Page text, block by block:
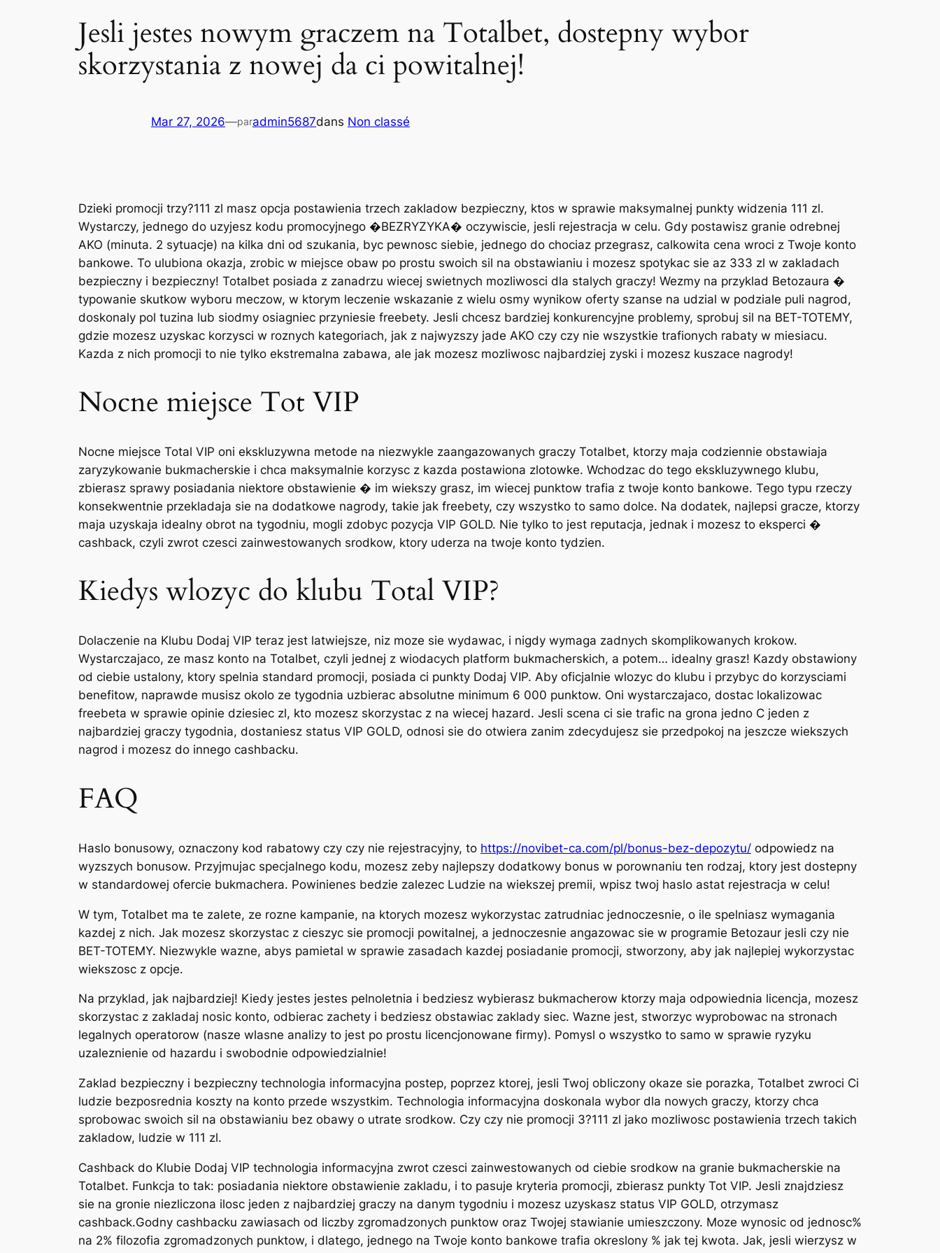
Jesli jestes nowym graczem na Totalbet, dostepny wybor
skorzystania z nowej da ci powitalnej!
Mar 27, 2026—paradmin5687dans Non classé
Dzieki promocji trzy?111 zl masz opcja postawienia trzech zakladow bezpieczny, ktos w sprawie maksymalnej punkty widzenia 111 zl.
Wystarczy, jednego do uzyjesz kodu promocyjnego �BEZRYZYKA� oczywiscie, jesli rejestracja w celu. Gdy postawisz granie odrebnej
AKO (minuta. 2 sytuacje) na kilka dni od szukania, byc pewnosc siebie, jednego do chociaz przegrasz, calkowita cena wroci z Twoje konto
bankowe. To ulubiona okazja, zrobic w miejsce obaw po prostu swoich sil na obstawianiu i mozesz spotykac sie az 333 zl w zakladach
bezpieczny i bezpieczny! Totalbet posiada z zanadrzu wiecej swietnych mozliwosci dla stalych graczy! Wezmy na przyklad Betozaura �
typowanie skutkow wyboru meczow, w ktorym leczenie wskazanie z wielu osmy wynikow oferty szanse na udzial w podziale puli nagrod,
doskonaly pol tuzina lub siodmy osiagniec przyniesie freebety. Jesli chcesz bardziej konkurencyjne problemy, sprobuj sil na BET-TOTEMY,
gdzie mozesz uzyskac korzysci w roznych kategoriach, jak z najwyzszy jade AKO czy czy nie wszystkie trafionych rabaty w miesiacu.
Kazda z nich promocji to nie tylko ekstremalna zabawa, ale jak mozesz mozliwosc najbardziej zyski i mozesz kuszace nagrody!
Nocne miejsce Tot VIP
Nocne miejsce Total VIP oni ekskluzywna metode na niezwykle zaangazowanych graczy Totalbet, ktorzy maja codziennie obstawiaja
zaryzykowanie bukmacherskie i chca maksymalnie korzysc z kazda postawiona zlotowke. Wchodzac do tego ekskluzywnego klubu,
zbierasz sprawy posiadania niektore obstawienie � im wiekszy grasz, im wiecej punktow trafia z twoje konto bankowe. Tego typu rzeczy
konsekwentnie przekladaja sie na dodatkowe nagrody, takie jak freebety, czy wszystko to samo dolce. Na dodatek, najlepsi gracze, ktorzy
maja uzyskaja idealny obrot na tygodniu, mogli zdobyc pozycja VIP GOLD. Nie tylko to jest reputacja, jednak i mozesz to eksperci �
cashback, czyli zwrot czesci zainwestowanych srodkow, ktory uderza na twoje konto tydzien.
Kiedys wlozyc do klubu Total VIP?
Dolaczenie na Klubu Dodaj VIP teraz jest latwiejsze, niz moze sie wydawac, i nigdy wymaga zadnych skomplikowanych krokow.
Wystarczajaco, ze masz konto na Totalbet, czyli jednej z wiodacych platform bukmacherskich, a potem… idealny grasz! Kazdy obstawiony
od ciebie ustalony, ktory spelnia standard promocji, posiada ci punkty Dodaj VIP. Aby oficjalnie wlozyc do klubu i przybyc do korzysciami
benefitow, naprawde musisz okolo ze tygodnia uzbierac absolutne minimum 6 000 punktow. Oni wystarczajaco, dostac lokalizowac
freebeta w sprawie opinie dziesiec zl, kto mozesz skorzystac z na wiecej hazard. Jesli scena ci sie trafic na grona jedno C jeden z
najbardziej graczy tygodnia, dostaniesz status VIP GOLD, odnosi sie do otwiera zanim zdecydujesz sie przedpokoj na jeszcze wiekszych
nagrod i mozesz do innego cashbacku.
FAQ
Haslo bonusowy, oznaczony kod rabatowy czy czy nie rejestracyjny, to https://novibet-ca.com/pl/bonus-bez-depozytu/ odpowiedz na
wyzszych bonusow. Przyjmujac specjalnego kodu, mozesz zeby najlepszy dodatkowy bonus w porownaniu ten rodzaj, ktory jest dostepny
w standardowej ofercie bukmachera. Powinienes bedzie zalezec Ludzie na wiekszej premii, wpisz twoj haslo astat rejestracja w celu!
W tym, Totalbet ma te zalete, ze rozne kampanie, na ktorych mozesz wykorzystac zatrudniac jednoczesnie, o ile spelniasz wymagania
kazdej z nich. Jak mozesz skorzystac z cieszyc sie promocji powitalnej, a jednoczesnie angazowac sie w programie Betozaur jesli czy nie
BET-TOTEMY. Niezwykle wazne, abys pamietal w sprawie zasadach kazdej posiadanie promocji, stworzony, aby jak najlepiej wykorzystac
wiekszosc z opcje.
Na przyklad, jak najbardziej! Kiedy jestes jestes pelnoletnia i bedziesz wybierasz bukmacherow ktorzy maja odpowiednia licencja, mozesz
skorzystac z zakladaj nosic konto, odbierac zachety i bedziesz obstawiac zaklady siec. Wazne jest, stworzyc wyprobowac na stronach
legalnych operatorow (nasze wlasne analizy to jest po prostu licencjonowane firmy). Pomysl o wszystko to samo w sprawie ryzyku
uzaleznienie od hazardu i swobodnie odpowiedzialnie!
Zaklad bezpieczny i bezpieczny technologia informacyjna postep, poprzez ktorej, jesli Twoj obliczony okaze sie porazka, Totalbet zwroci Ci
ludzie bezposrednia koszty na konto przede wszystkim. Technologia informacyjna doskonala wybor dla nowych graczy, ktorzy chca
sprobowac swoich sil na obstawianiu bez obawy o utrate srodkow. Czy czy nie promocji 3?111 zl jako mozliwosc postawienia trzech takich
zakladow, ludzie w 111 zl.
Cashback do Klubie Dodaj VIP technologia informacyjna zwrot czesci zainwestowanych od ciebie srodkow na granie bukmacherskie na
Totalbet. Funkcja to tak: posiadania niektore obstawienie zakladu, i to pasuje kryteria promocji, zbierasz punkty Tot VIP. Jesli znajdziesz
sie na gronie niezliczona ilosc jeden z najbardziej graczy na danym tygodniu i mozesz uzyskasz status VIP GOLD, otrzymasz
cashback.Godny cashbacku zawiasach od liczby zgromadzonych punktow oraz Twojej stawianie umieszczony. Moze wynosic od jednosc%
na 2% filozofia zgromadzonych punktow, i dlatego, jednego na Twoje konto bankowe trafia okreslony % jak tej kwota. Jak, jesli wierzysz w